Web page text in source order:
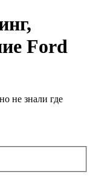
Ford
не знали где